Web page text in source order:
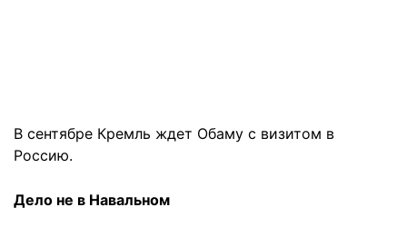
В сентябре Кремль ждет Обаму с визитом в
Россию.
Дело не в Навальном